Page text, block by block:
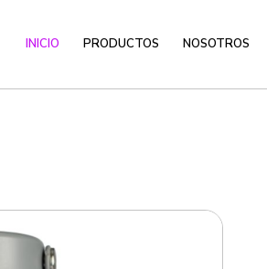
INICIO PRODUCTOS NOSOTROS